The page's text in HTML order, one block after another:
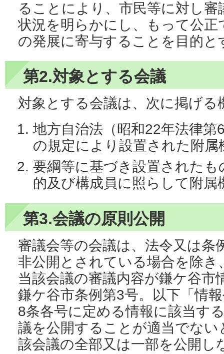
ることにより、市民等に対し
状況を明らかにし、もって公
の発展に寄与することを目的と
第2.対象とする会議
対象とする会議は、次に掲げる
地方自治法（昭和22年法律
の規定により設置された附属
要綱等に基づき設置された
的及び構成員に照らして附属
第3.会議の原則公開
審議会等の会議は、法令又は条
非公開とされている場合を除
当該会議の審議内容が鎌ケ谷市
鎌ケ谷市条例第3号。以下「情
8条各号に定める情報に該当す
議を公開することが適当でな
該会議の全部又は一部を公開し